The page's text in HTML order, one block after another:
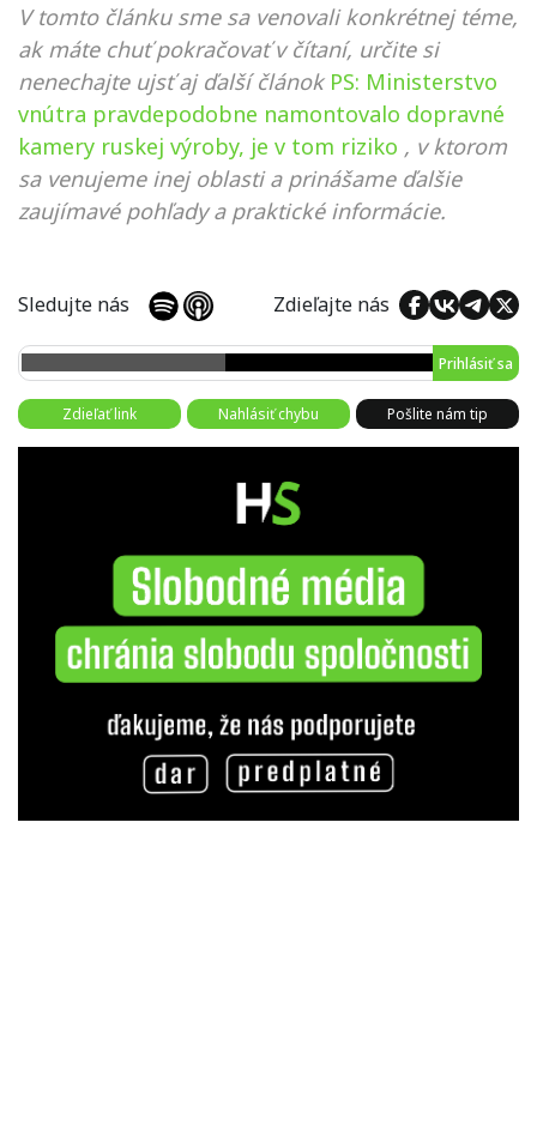
V tomto článku sme sa venovali konkrétnej téme,
ak máte chuť pokračovať v čítaní, určite si
nenechajte ujsť aj ďalší článok PS: Ministerstvo
vnútra pravdepodobne namontovalo dopravné
kamery ruskej výroby, je v tom riziko , v ktorom
sa venujeme inej oblasti a prinášame ďalšie
zaujímavé pohľady a praktické informácie.
Sledujte nás Zdieľajte nás
Prihlásiť sa
Zdieľať link Nahlásiť chybu Pošlite nám tip